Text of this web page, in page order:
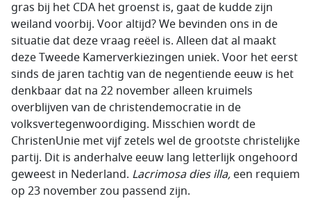
gras bij het CDA het groenst is, gaat de kudde zijn
weiland voorbij. Voor altijd? We bevinden ons in de
situatie dat deze vraag reëel is. Alleen dat al maakt
deze Tweede Kamerverkiezingen uniek. Voor het eerst
sinds de jaren tachtig van de negentiende eeuw is het
denkbaar dat na 22 november alleen kruimels
overblijven van de christendemocratie in de
volksvertegenwoordiging. Misschien wordt de
ChristenUnie met vijf zetels wel de grootste christelijke
partij. Dit is anderhalve eeuw lang letterlijk ongehoord
geweest in Nederland. Lacrimosa dies illa, een requiem
op 23 november zou passend zijn.